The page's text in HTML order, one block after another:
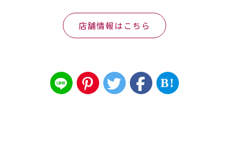
店舗情報はこちら
B!